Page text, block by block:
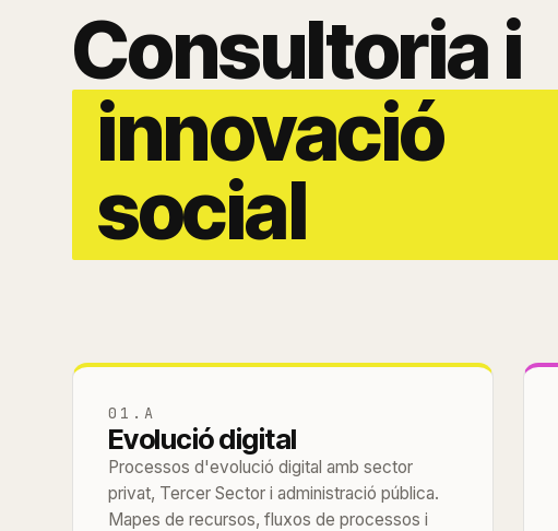
Consultoria i
innovació
social
01.A
Evolució digital
Processos d'evolució digital amb sector
privat, Tercer Sector i administració pública.
Mapes de recursos, fluxos de processos i